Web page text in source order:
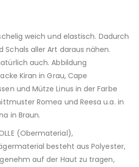
weich und elastisch. Dadurch
Schals aller Art daraus nähen.
auch. Abbildung
Kiran in Grau, Cape
und Mütze Linus in der Farbe
Romea und Reesa u.a. in
in Braun.
(Obermaterial),
besteht aus Polyester,
auf der Haut zu tragen,